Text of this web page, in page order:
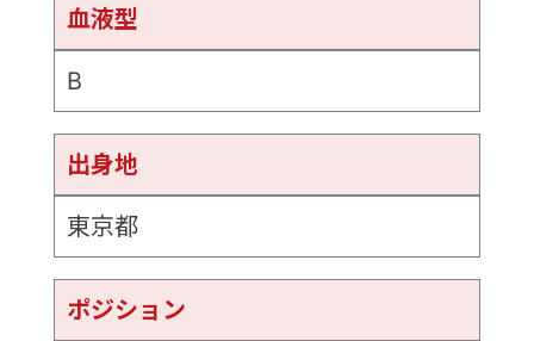
血液型
B
出身地
東京都
ポジション